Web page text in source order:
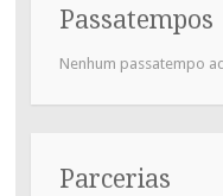
Passatempos
Nenhum passatempo
Parcerias